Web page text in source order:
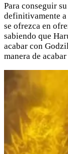
Para conseguir
definitivamente a
se ofrezca en
sabiendo que
acabar con
manera de